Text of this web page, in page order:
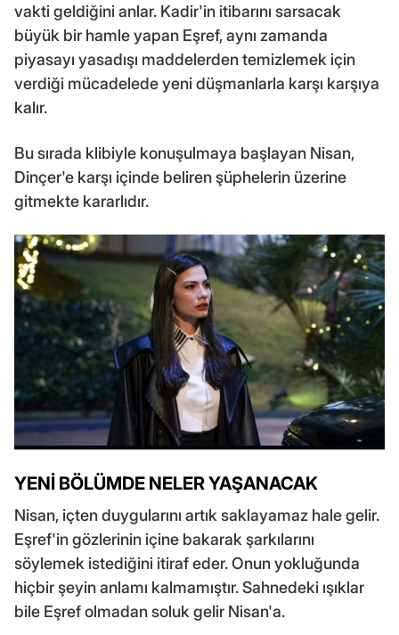
vakti geldiğini anlar. Kadir'in itibarını sarsacak
büyük bir hamle yapan Eşref, aynı zamanda
piyasayı yasadışı maddelerden temizlemek için
verdiği mücadelede yeni düşmanlarla karşı karşıya
kalır.
Bu sırada klibiyle konuşulmaya başlayan Nisan,
Dinçer'e karşı içinde beliren şüphelerin üzerine
gitmekte kararlıdır.
YENİ BÖLÜMDE NELER YAŞANACAK
Nisan, içten duygularını artık saklayamaz hale gelir.
Eşref'in gözlerinin içine bakarak şarkılarını
söylemek istediğini itiraf eder. Onun yokluğunda
hiçbir şeyin anlamı kalmamıştır. Sahnedeki ışıklar
bile Eşref olmadan soluk gelir Nisan'a.